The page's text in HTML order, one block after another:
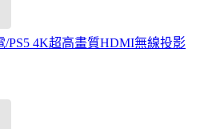
/PS5 4K超高畫質HDMI無線投影